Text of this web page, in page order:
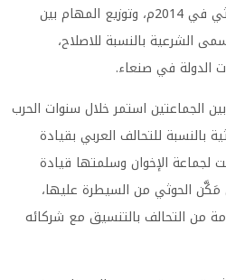
الدولة، وصولًا الى الانقلاب الحوثي في 2014م، وتوزيع المهام بين
الشرعية بالنسبة للاصلاح،
الدولة في صنعاء.
الجماعتين استمر خلال سنوات الحرب
بالنسبة للتحالف العربي بقيادة
لجماعة الإخوان وسلمتها قيادة
الحوثي من السيطرة عليها،
من التحالف بالتنسيق مع شركائه